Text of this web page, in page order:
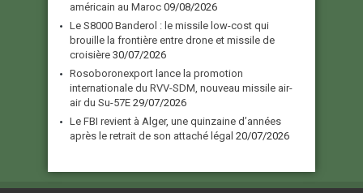
américain au Maroc 09/08/2026
Le S8000 Banderol : le missile low-cost qui
brouille la frontière entre drone et missile de
croisière 30/07/2026
Rosoboronexport lance la promotion
internationale du RVV-SDM, nouveau missile air-
air du Su-57E 29/07/2026
Le FBI revient à Alger, une quinzaine d’années
après le retrait de son attaché légal 20/07/2026